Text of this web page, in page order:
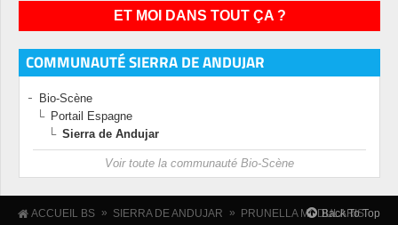
ET MOI DANS TOUT ÇA ?
COMMUNAUTÉ SIERRA DE ANDUJAR
Bio-Scène
Portail Espagne
Sierra de Andujar
Voir toute la communauté Bio-Scène
ACCUEIL BS » SIERRA DE ANDUJAR » PRUNELLA MODULARIS
Back To Top